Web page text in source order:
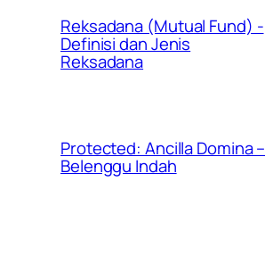
Reksadana (Mutual Fund) -
Definisi dan Jenis
Reksadana
Protected: Ancilla Domina –
Belenggu Indah